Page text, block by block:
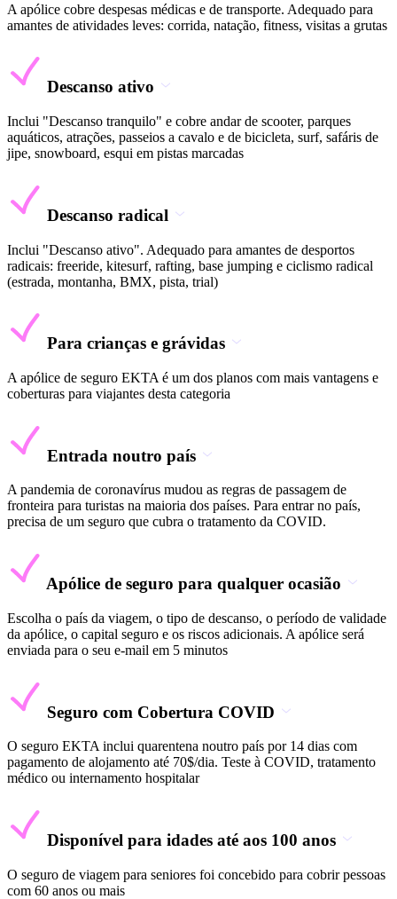
A apólice cobre despesas médicas e de transporte. Adequado para
amantes de atividades leves: corrida, natação, fitness, visitas a grutas
Descanso ativo
Inclui "Descanso tranquilo" e cobre andar de scooter, parques
aquáticos, atrações, passeios a cavalo e de bicicleta, surf, safáris de
jipe, snowboard, esqui em pistas marcadas
Descanso radical
Inclui "Descanso ativo". Adequado para amantes de desportos
radicais: freeride, kitesurf, rafting, base jumping e ciclismo radical
(estrada, montanha, BMX, pista, trial)
Para crianças e grávidas
A apólice de seguro EKTA é um dos planos com mais vantagens e
coberturas para viajantes desta categoria
Entrada noutro país
A pandemia de coronavírus mudou as regras de passagem de
fronteira para turistas na maioria dos países. Para entrar no país,
precisa de um seguro que cubra o tratamento da COVID.
Apólice de seguro para qualquer ocasião
Escolha o país da viagem, o tipo de descanso, o período de validade
da apólice, o capital seguro e os riscos adicionais. A apólice será
enviada para o seu e-mail em 5 minutos
Seguro com Cobertura COVID
O seguro EKTA inclui quarentena noutro país por 14 dias com
pagamento de alojamento até 70$/dia. Teste à COVID, tratamento
médico ou internamento hospitalar
Disponível para idades até aos 100 anos
O seguro de viagem para seniores foi concebido para cobrir pessoas
com 60 anos ou mais